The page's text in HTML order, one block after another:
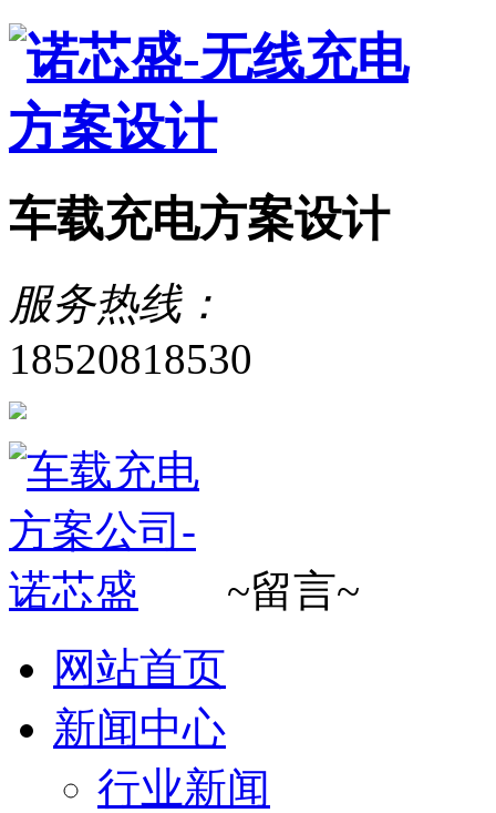
车载充电方案设计
服务热线：
18520818530
~留言~
网站首页
新闻中心
行业新闻